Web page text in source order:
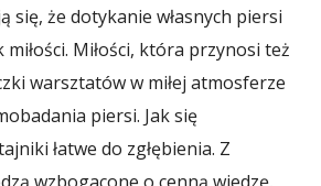
się, że dotykanie własnych piersi
Miłości, która przynosi też
warsztatów w miłej atmosferze
piersi. Jak się
łatwe do zgłębienia. Z